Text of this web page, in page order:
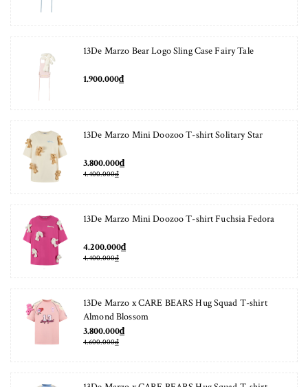
13De Marzo Bear Logo Sling Case Fairy Tale
1.900.000₫
13De Marzo Mini Doozoo T-shirt Solitary Star
3.800.000₫
4.400.000₫
13De Marzo Mini Doozoo T-shirt Fuchsia Fedora
4.200.000₫
4.400.000₫
13De Marzo x CARE BEARS Hug Squad T-shirt
Almond Blossom
3.800.000₫
4.600.000₫